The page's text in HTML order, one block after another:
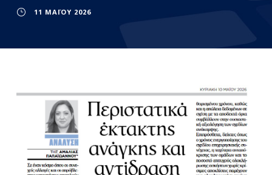
11 ΜΑΪ́ΟΥ 2026